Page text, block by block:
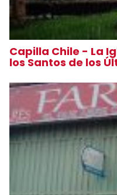
Capilla Chile - La
los Santos de los